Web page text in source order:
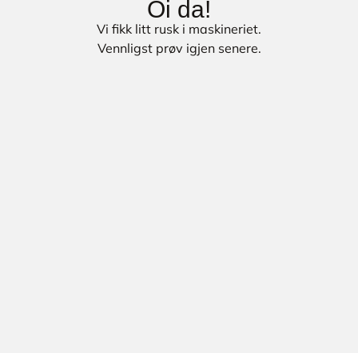
Oi da!
Vi fikk litt rusk i maskineriet.
Vennligst prøv igjen senere.